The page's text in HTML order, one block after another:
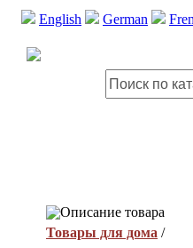
English German
Описание товара
Товары для дома /